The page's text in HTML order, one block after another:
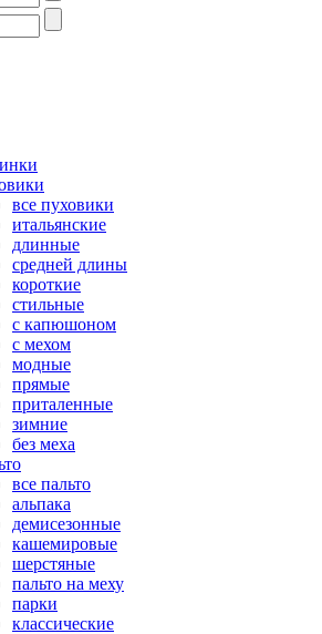
все пуховики
итальянские
длинные
средней длины
короткие
стильные
с капюшоном
с мехом
модные
прямые
приталенные
зимние
без меха
все пальто
альпака
демисезонные
кашемировые
шерстяные
пальто на меху
парки
классические